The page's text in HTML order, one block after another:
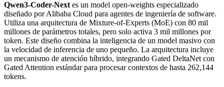
Qwen3-Coder-Next es un model open-weights especializado
diseñado por Alibaba Cloud para agentes de ingeniería de software.
Utiliza una arquitectura de Mixture-of-Experts (MoE) con 80 mil
millones de parámetros totales, pero solo activa 3 mil millones por
token. Este diseño combina la inteligencia de un model masivo con
la velocidad de inferencia de uno pequeño. La arquitectura incluye
un mecanismo de atención híbrido, integrando Gated DeltaNet con
Gated Attention estándar para procesar contextos de hasta 262,144
tokens.